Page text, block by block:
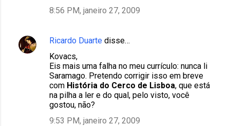
8:56 PM, janeiro 27, 2009
Ricardo Duarte disse…
Kovacs,
Eis mais uma falha no meu currículo: nunca li
Saramago. Pretendo corrigir isso em breve
com História do Cerco de Lisboa, que está
na pilha a ler e do qual, pelo visto, você
gostou, não?
9:53 PM, janeiro 27, 2009